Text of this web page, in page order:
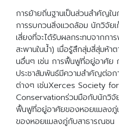
Search
for:
การย้ายถิ่นฐานเป็นส่วนสำคัญใ
การรบกวนสิ่งแวดล้อม นักวิจัย
เสี่ยงที่จะได้รับผลกระทบจากก
สะพานในน้ำ) เมื่อรู้สึกสุ่มสี่สุ่มห้า
นอื่นๆ เช่น การฟื้นฟูที่อยู่อาศัย
ประชาสัมพันธ์มีความสำคัญต่อ
ต่างๆ เช่นXerces Society
Conservationร่วมมือกับนักวิจั
ฟื้นฟูที่อยู่อาศัยของหอยแมลงภู่
ของหอยแมลงภู่กับสาธารณชน